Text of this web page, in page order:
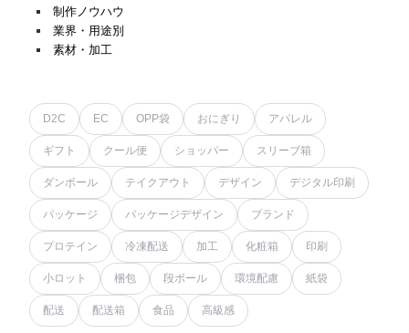
制作ノウハウ
業界・用途別
素材・加工
D2C EC OPP袋 おにぎり アパレル
ギフト クール便 ショッパー スリーブ箱
ダンボール テイクアウト デザイン デジタル印刷
パッケージ パッケージデザイン ブランド
プロテイン 冷凍配送 加工 化粧箱 印刷
小ロット 梱包 段ボール 環境配慮 紙袋
配送 配送箱 食品 高級感